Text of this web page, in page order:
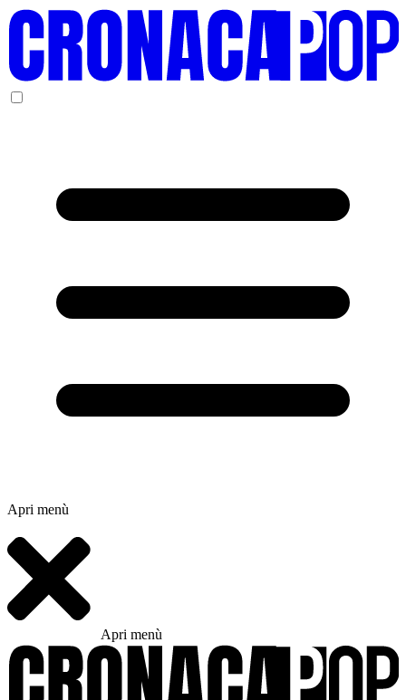
Apri menù
Apri menù